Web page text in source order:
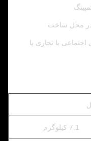
در محل ساخت
اجتماعی یا تجاری یا
7.1 کیلوگرم